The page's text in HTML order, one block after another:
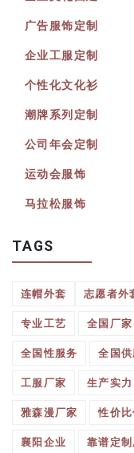
广告服饰定制
企业工服定制
个性化文化衫
潮牌系列定制
公司年会定制
运动会服饰
马拉松服饰
TAGS
连帽外套 志愿者外
专业工艺 全国厂家
全国性服务 全国
工服厂家 生产实力
雅森漫厂家 性价
襄阳企业 靠谱定制